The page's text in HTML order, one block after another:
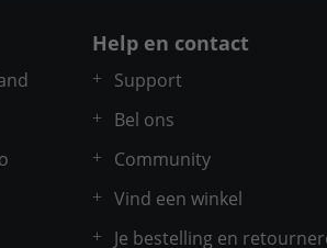
Help en contact
Support
Bel ons
Community
Vind een winkel
Je bestelling en